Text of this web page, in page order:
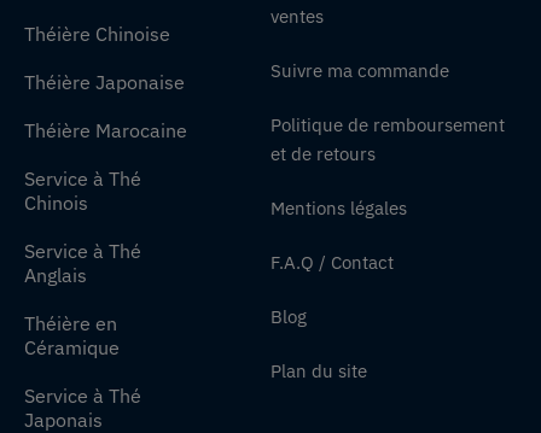
Théière Chinoise
Théière Japonaise
Théière Marocaine
Service à Thé
Chinois
Service à Thé
Anglais
Théière en
Céramique
Service à Thé
Japonais
ventes
Suivre ma commande
Politique de remboursement
et de retours
Mentions légales
F.A.Q / Contact
Blog
Plan du site